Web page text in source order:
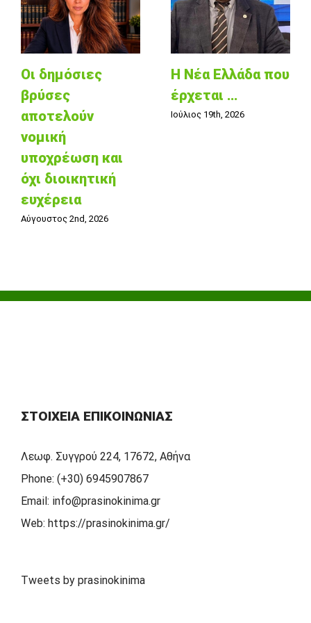
Οι δημόσιες
βρύσες
αποτελούν
νομική
υποχρέωση και
όχι διοικητική
ευχέρεια
Αύγουστος 2nd, 2026
Η Νέα Ελλάδα που
έρχεται …
Ιούλιος 19th, 2026
ΣΤΟΙΧΕΊΑ ΕΠΙΚΟΙΝΩΝΊΑΣ
Λεωφ. Συγγρού 224, 17672, Αθήνα
Phone: (+30) 6945907867
Email: info@prasinokinima.gr
Web: https://prasinokinima.gr/
Tweets by prasinokinima